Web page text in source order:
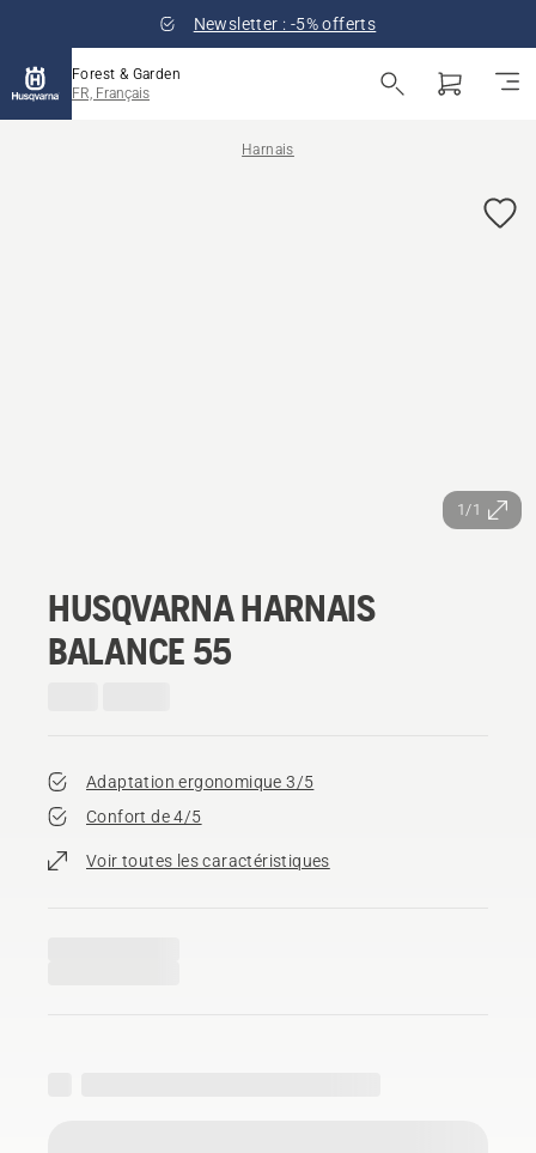
Newsletter : -5% offerts
Forest & Garden
FR, Français
Harnais
1/1
HUSQVARNA HARNAIS
BALANCE 55
Adaptation ergonomique 3/5
Confort de 4/5
Voir toutes les caractéristiques